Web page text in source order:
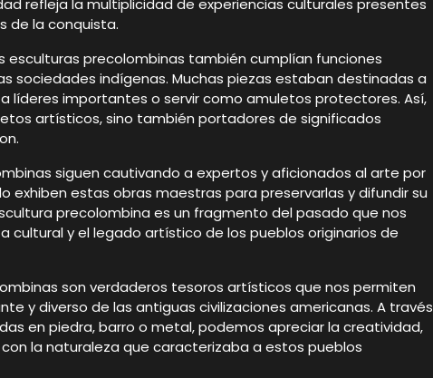
refleja la multiplicidad de experiencias culturales presentes
de la conquista.
precolombinas también cumplían funciones
sociedades indígenas. Muchas piezas estaban destinadas a
líderes importantes o servir como amuletos protectores. Así,
artísticos, sino también portadores de significados
siguen cautivando a expertos y aficionados al arte por
exhiben estas obras maestras para preservarlas y difundir su
precolombina es un fragmento del pasado que nos
cultural y el legado artístico de los pueblos originarios de
son verdaderos tesoros artísticos que nos permiten
y diverso de las antiguas civilizaciones americanas. A través
en piedra, barro o metal, podemos apreciar la creatividad,
la naturaleza que caracterizaba a estos pueblos